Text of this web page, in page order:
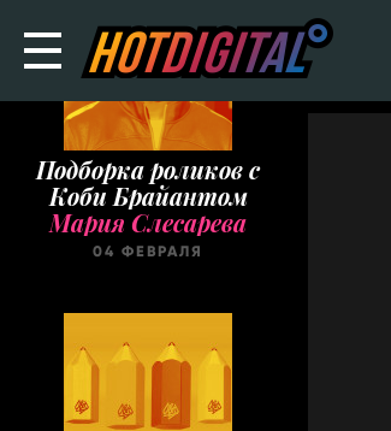
Подборка роликов с
Коби Брайантом
Мария Слесарева
04 ФЕВРАЛЯ
D&AD. Best Cases
Мария Слесарева
24 ИЮНЯ